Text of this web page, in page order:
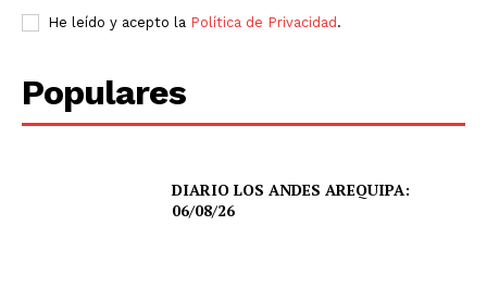
He leído y acepto la Política de Privacidad .
Populares
DIARIO LOS ANDES AREQUIPA:
06/08/26